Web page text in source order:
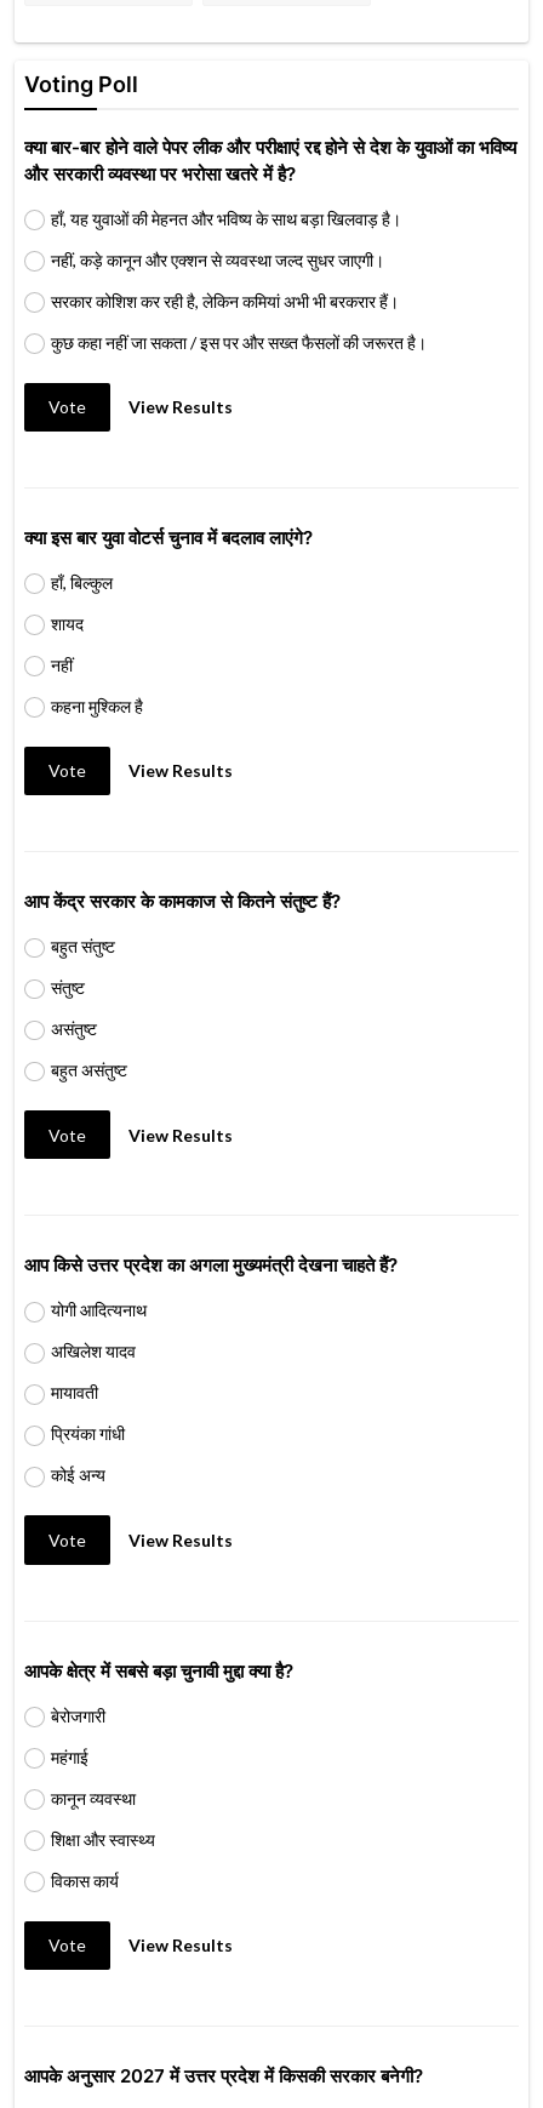
Voting Poll
क्या बार-बार होने वाले पेपर लीक और परीक्षाएं रद्द होने से देश के युवाओं का भविष्य
और सरकारी व्यवस्था पर भरोसा खतरे में है?
हाँ, यह युवाओं की मेहनत और भविष्य के साथ बड़ा खिलवाड़ है।
नहीं, कड़े कानून और एक्शन से व्यवस्था जल्द सुधर जाएगी।
सरकार कोशिश कर रही है, लेकिन कमियां अभी भी बरकरार हैं।
कुछ कहा नहीं जा सकता / इस पर और सख्त फैसलों की जरूरत है।
Vote View Results
क्या इस बार युवा वोटर्स चुनाव में बदलाव लाएंगे?
हाँ, बिल्कुल
शायद
नहीं
कहना मुश्किल है
Vote View Results
आप केंद्र सरकार के कामकाज से कितने संतुष्ट हैं?
बहुत संतुष्ट
संतुष्ट
असंतुष्ट
बहुत असंतुष्ट
Vote View Results
आप किसे उत्तर प्रदेश का अगला मुख्यमंत्री देखना चाहते हैं?
योगी आदित्यनाथ
अखिलेश यादव
मायावती
प्रियंका गांधी
कोई अन्य
Vote View Results
आपके क्षेत्र में सबसे बड़ा चुनावी मुद्दा क्या है?
बेरोजगारी
महंगाई
कानून व्यवस्था
शिक्षा और स्वास्थ्य
विकास कार्य
Vote View Results
आपके अनुसार 2027 में उत्तर प्रदेश में किसकी सरकार बनेगी?